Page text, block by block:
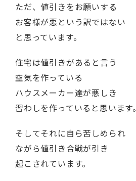
ただ、値引きをお願いする
お客様が悪という訳ではない
と思っています。
住宅は値引きがあると言う
空気を作っている
ハウスメーカー達が悪しき
習わしを作っていると思います。
そしてそれに自ら苦しめられ
ながら値引き合戦が引き
起こされています。